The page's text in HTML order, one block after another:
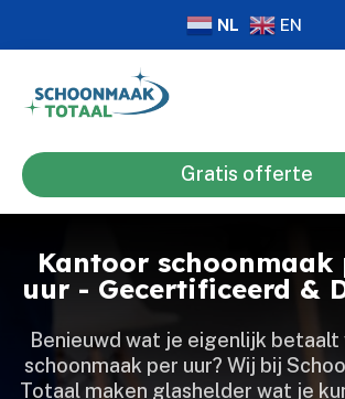
NL EN
Gratis offerte
Kantoor schoonmaak
uur - Gecertificeerd &
Benieuwd wat je eigenlijk
schoonmaak per uur? Wij bij
Totaal maken glashelder wat je